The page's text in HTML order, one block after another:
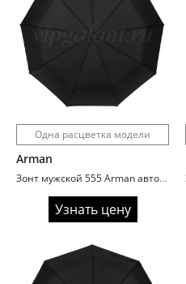
Одна расцветка модели
Arman
Зонт мужской 555 Arman автомат ручка полукрюк
Узнать цену